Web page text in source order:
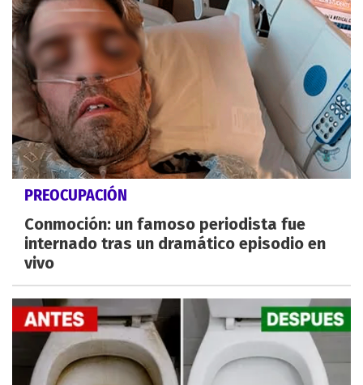
PREOCUPACIÓN
Conmoción: un famoso periodista fue
internado tras un dramático episodio en
vivo